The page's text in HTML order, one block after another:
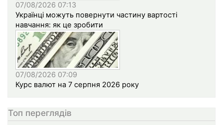
07/08/2026 07:13
Українці можуть повернути частину вартості
навчання: як це зробити
07/08/2026 07:09
Курс валют на 7 серпня 2026 року
Топ переглядів